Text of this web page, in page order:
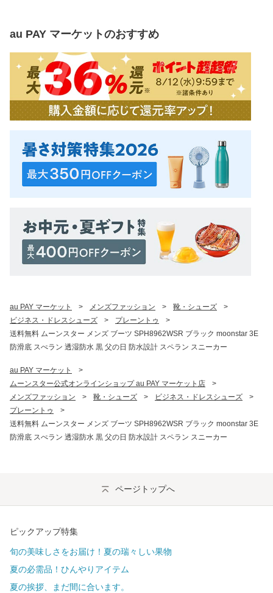
au PAY マーケットのおすすめ
au PAY マーケット > メンズファッション > 靴・シューズ
>
ビジネス・ドレスシューズ
> プレーントゥ
>
送料無料 ムーンスター メンズ ブーツ SPH8962WSR ブラック moonstar 3E
防滑底 スぺラン 透湿防水 黒 父の日 防水設計 スペラン スニーカー
au PAY マーケット
>
ムーンスター公式オンラインショップ au PAY マーケット店
>
メンズファッション
> 靴・シューズ > ビジネス・ドレスシューズ
>
プレーントゥ
>
送料無料 ムーンスター メンズ ブーツ SPH8962WSR ブラック moonstar 3E
防滑底 スぺラン 透湿防水 黒 父の日 防水設計 スペラン スニーカー
ページトップへ
ピックアップ特集
旬の美味しさをお届け！夏の瑞々しい果物
夏の必需品！ひんやりアイテム
夏の挨拶、まだ間に合います。